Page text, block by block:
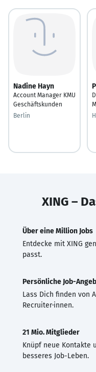
Nadine Hayn
Account Manager KMU
Geschäftskunden
Berlin
XING –
Über eine Million Jobs
Entdecke mit XING
passt.
Persönliche Job-
Lass Dich finden von
Recruiter·innen.
21 Mio. Mitglieder
Knüpf neue Kontakte
besseres Job-Leben.